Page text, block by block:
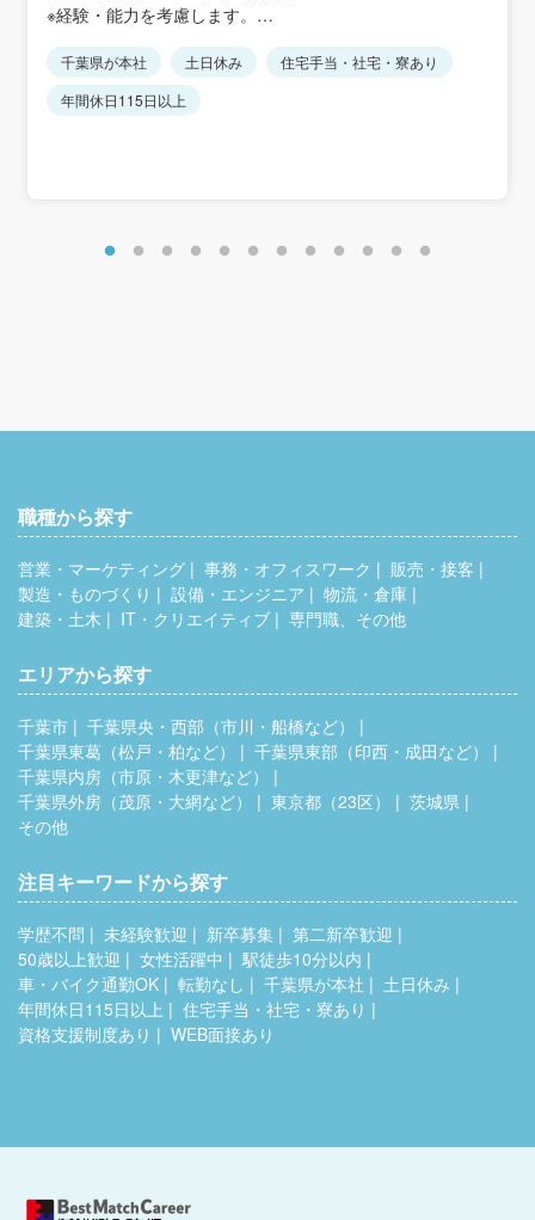
※本社をメインとして、成田工場にも週2～3回行っていた
だきます。
■成田工場
※転勤なし
※経験・能力を考慮します。
＜給与補足＞
賞与年2回
諸手当
400万円～600万円
千葉県が本社 土日休み
住宅手当・社宅・寮あり
年間休日115日以上
職種から探す
営業・マーケティング 事務・オフィスワーク
販売・接客
製造・ものづくり
設備・エンジニア
物流・倉庫
建築・土木
IT・クリエイティブ 専門職、その他
エリアから探す
千葉市
千葉県央・西部（市川・船橋など）
千葉県東葛（松戸・柏など）
千葉県東部（印西・成田など）
千葉県内房（市原・木更津など）
千葉県外房（茂原・大網など）
東京都（23区）
茨城県
その他
注目キーワードから探す
学歴不問 未経験歓迎 新卒募集
第二新卒歓迎
50歳以上歓迎
女性活躍中
駅徒歩10分以内
車・バイク通勤OK
転勤なし 千葉県が本社
土日休み
年間休日115日以上
住宅手当・社宅・寮あり
資格支援制度あり
WEB面接あり